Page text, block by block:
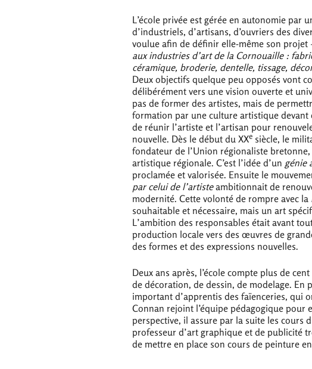
L’école privée est gérée en autonomie par
d’industriels, d’artisans, d’ouvriers des
voulue afin de définir elle-même son projet
aux industries d’art de la Cornouaille :
céramique, broderie, dentelle, tissage,
Deux objectifs quelque peu opposés vont
délibérément vers une vision ouverte et
pas de former des artistes, mais de
formation par une culture artistique
de réunir l’artiste et l’artisan pour
nouvelle. Dès le début du XXe siècle, le
fondateur de l’Union régionaliste
artistique régionale. C’est l’idée d’un génie
proclamée et valorisée. Ensuite le
par celui de l’artisteambitionnait de
modernité. Cette volonté de rompre avec la
souhaitable et nécessaire, mais un art
L’ambition des responsables était avant
production locale vers des œuvres de
des formes et des expressions nouvelles.
Deux ans après, l’école compte plus de
de décoration, de dessin, de modelage.
important d’apprentis des faïenceries, qui
Connan rejoint l’équipe pédagogique pour
perspective, il assure par la suite les cours
professeur d’art graphique et de publicité
de mettre en place son cours de peinture en